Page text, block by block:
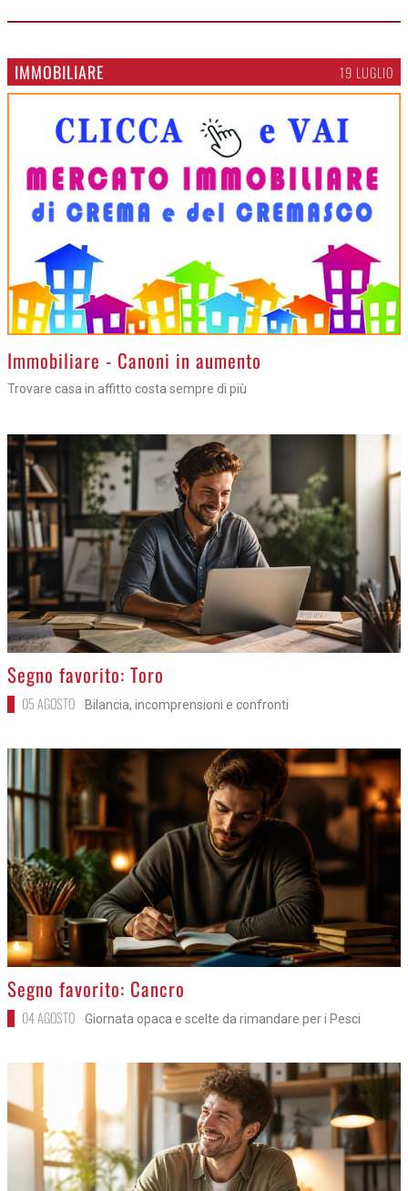
IMMOBILIARE 19 LUGLIO
>Immobiliare - Canoni in aumento
Trovare casa in affitto costa sempre di più
>
Segno favorito: Toro
05 AGOSTO Bilancia, incomprensioni e confronti
>
Segno favorito: Cancro
04 AGOSTO Giornata opaca e scelte da rimandare per i Pesci